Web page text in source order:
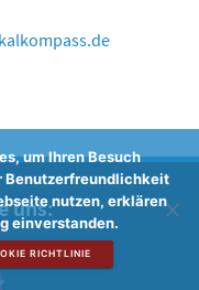
uns:
um Ihren Besuch
Benutzerfreundlichkeit
nutzen, erklären
einverstanden.
RICHTLINIE